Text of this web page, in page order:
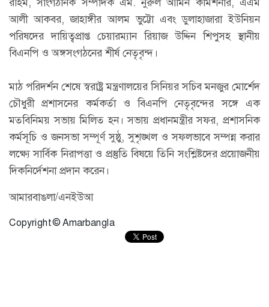
আলী আকবর, জাহাঙ্গীর আলম ভুট্টো এবং ডুলাহাজারা ইউনিয়ন
পরিষদের দায়িত্বপ্রাপ্ত চেয়ারম্যান রিয়াজ উদ্দিন শিপুসহ স্থানীয়
বিএনপি ও অঙ্গসংগঠনের শীর্ষ নেতৃবৃন্দ।
মাঠ পরিদর্শন শেষে স্বরাষ্ট্র মন্ত্রণালয়ের সিনিয়র সচিব মনজুর মোর্শেদ
চৌধুরী প্রশাসনের কর্মকর্তা ও বিএনপি নেতৃবৃন্দের সঙ্গে এক
মতবিনিময় সভায় মিলিত হন। সভায় প্রধানমন্ত্রীর সফর, প্রশাসনিক
কর্মসূচি ও জনসভা সম্পূর্ণ সুষ্ঠু, সুশৃঙ্খল ও সফলভাবে সম্পন্ন করার
লক্ষ্যে সার্বিক নিরাপত্তা ও প্রস্তুতি বিষয়ে তিনি সংশ্লিষ্টদের প্রয়োজনীয়
দিকনির্দেশনা প্রদান করেন।
আমারবাঙলা/এনইউআ
Copyright © Amarbangla